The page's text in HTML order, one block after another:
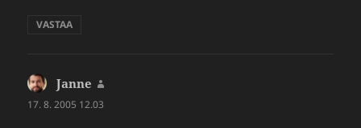
VASTAA
Janne
17. 8. 2005 12.03